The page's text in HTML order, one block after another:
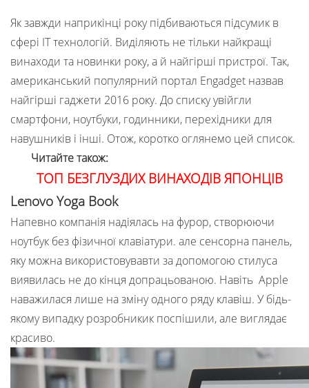
Як завжди наприкінці року підбиваються підсумик в
сфері ІТ технологій. Виділяють не тільки найкращі
винаходи та новинки року, а й найгірші пристрої. Так,
американський популярний портал Engadget назвав
найгірші гаджети 2016 року. До списку увійгли
смартфони, ноутбуки, годинники, перехідники для
навушників і інші. Отож, коротко оглянемо цей список.
Читайте також:
ТОП БЕЗГЛУЗДИХ ВИНАХОДІВ ЯПОНЦІВ
Lenovo Yoga Book
Напевно компанія надіялась на фурор, створюючи
ноутбук без фізичної клавіатури. але сенсорна панель,
яку можна використовувавти за допомогою стилуса
виявилась не до кінця допрацьованою. Навіть Apple
наважилася лише на зміну одного ряду клавіш. У бідь-
якому випадку розробникик поспішили, але виглядає
красиво.